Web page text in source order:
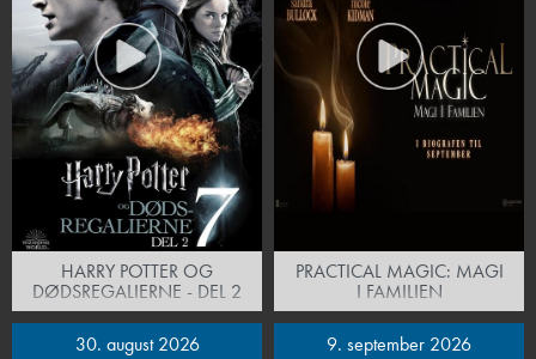
HARRY POTTER OG
DØDSREGALIERNE - DEL 2
30. august 2026
PRACTICAL MAGIC: MAGI
I FAMILIEN
9. september 2026